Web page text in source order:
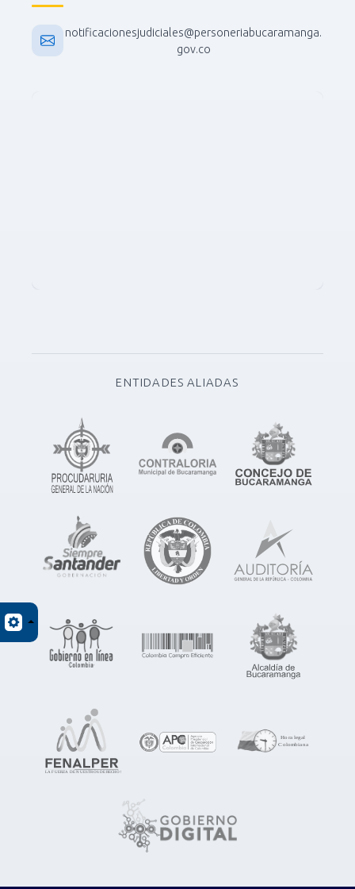
notificacionesjudiciales@personeriabucaramanga.
gov.co
ENTIDADES ALIADAS